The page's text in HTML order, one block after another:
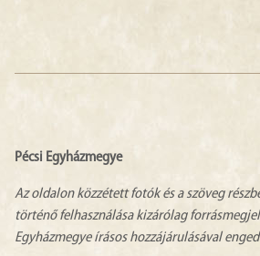
Pécsi Egyházmegye
Az oldalon közzétett fotók és a szöveg
történő felhasználása kizárólag
Egyházmegye írásos hozzájárulásával